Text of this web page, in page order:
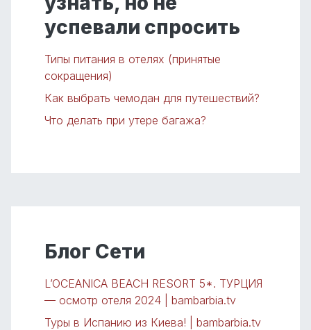
успевали спросить
Типы питания в отелях (принятые
сокращения)
Как выбрать чемодан для путешествий?
Что делать при утере багажа?
Блог Сети
L’OCEANICA BEACH RESORT 5*. ТУРЦИЯ
— осмотр отеля 2024 | bambarbia.tv
Туры в Испанию из Киева! | bambarbia.tv